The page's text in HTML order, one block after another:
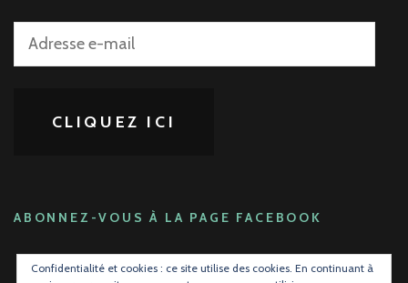
Adresse
CLIQUEZ ICI
ABONNEZ-VOUS À LA PAGE FACEBOOK
Confidentialité et cookies : ce site utilise des cookies. En continuant à